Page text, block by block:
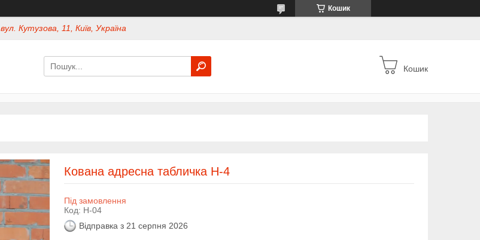
Кошик
вул. Кутузова, 11, Київ, Україна
Кошик
Кована адресна табличка Н-4
Під замовлення
Код: Н-04
Відправка з 21 серпня 2026